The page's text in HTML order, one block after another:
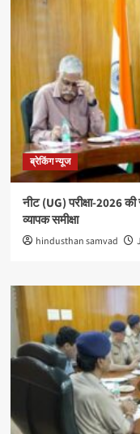
ब्रेकिंग न्यूज
नीट (UG) परीक्षा-2026 की
व्यापक समीक्षा
hindusthan samvad